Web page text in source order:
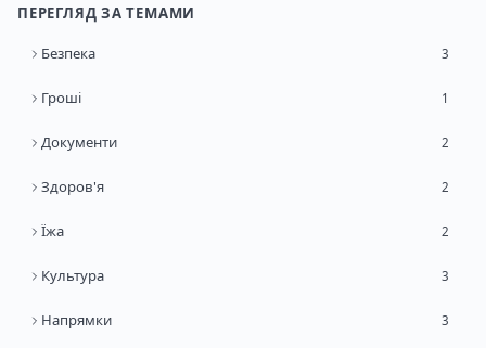
ПЕРЕГЛЯД ЗА ТЕМАМИ
Безпека 3
Гроші 1
Документи 2
Здоров'я 2
Їжа 2
Культура 3
Напрямки 3